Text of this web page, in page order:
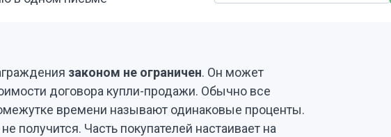
законом не ограничен. Он может
договора купли-продажи. Обычно все
времени называют одинаковые проценты.
получится. Часть покупателей настаивает на